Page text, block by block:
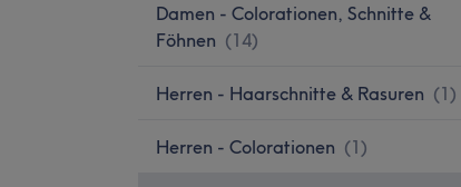
Damen - Colorationen, Schnitte &
Föhnen (14)
Herren - Haarschnitte & Rasuren (1)
Herren - Colorationen (1)